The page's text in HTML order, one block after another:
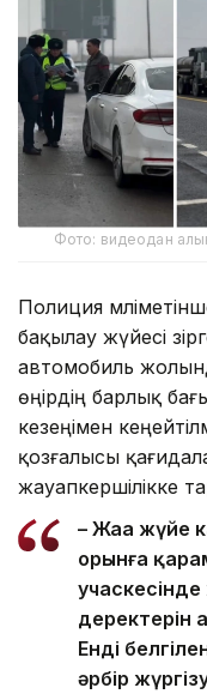
Фото: видеодан
Полиция
бақылау жүйесі
автомобиль
өңірдің барлық
кезеңімен
қозғалысы
жауапкершілікке
– Жаңа жүйе
орынға
деректерін
Енді
әрбір